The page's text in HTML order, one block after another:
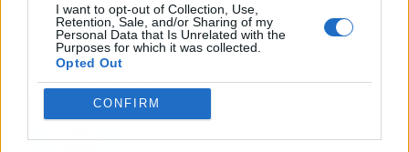
I want to opt-out of Collection, Use,
Retention, Sale, and/or Sharing of my
Personal Data that Is Unrelated with the
Purposes for which it was collected.
Opted Out
CONFIRM
Los más vistos
Los 7 mejores discos de Bad Bunny,